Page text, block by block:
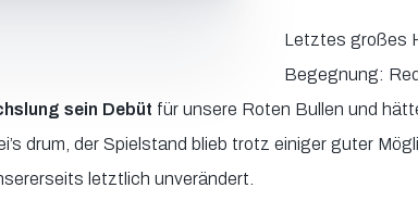
Letztes großes
Begegnung:
sein Debüt für unsere Roten Bullen und
drum, der Spielstand blieb trotz einiger guter
letztlich unverändert.